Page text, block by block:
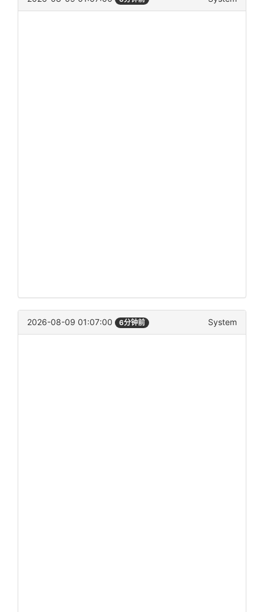
2026-08-09 01:07:00 6分钟前 System